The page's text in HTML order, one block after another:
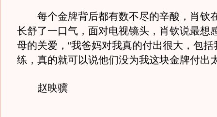
每个金牌背后都有数不尽的辛酸，肖钦
长舒了一口气，面对电视镜头，肖钦说最想
母的关爱，“我爸妈对我真的付出很大，包
练，真的就可以说他们没为我这块金牌付出
赵映骥